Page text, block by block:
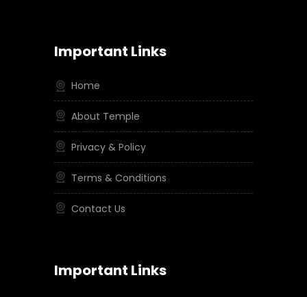
Important Links
Home
About Temple
Privacy & Policy
Terms & Conditions
Contact Us
Important Links